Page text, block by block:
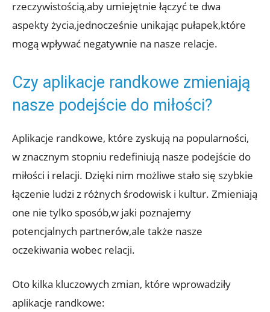
rzeczywistością,aby umiejętnie łączyć te dwa
aspekty życia,jednocześnie unikając pułapek,które
mogą wpływać negatywnie na nasze relacje.
Czy aplikacje randkowe zmieniają
nasze podejście do miłości?
Aplikacje randkowe, które zyskują na popularności,
w znacznym stopniu redefiniują nasze podejście do
miłości i relacji. Dzięki nim możliwe stało się szybkie
łączenie ludzi z różnych środowisk i kultur. Zmieniają
one nie tylko sposób,w jaki poznajemy
potencjalnych partnerów,ale także nasze
oczekiwania wobec relacji.
Oto kilka kluczowych zmian, które wprowadziły
aplikacje randkowe: